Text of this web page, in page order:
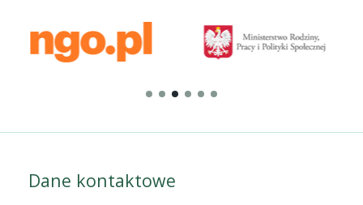
Dane kontaktowe